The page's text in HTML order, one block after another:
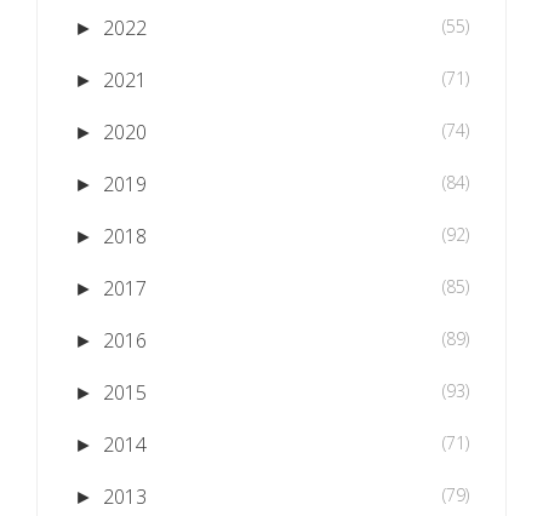
► 2022 (55)
► 2021 (71)
► 2020 (74)
► 2019 (84)
► 2018 (92)
► 2017 (85)
► 2016 (89)
► 2015 (93)
► 2014 (71)
► 2013 (79)